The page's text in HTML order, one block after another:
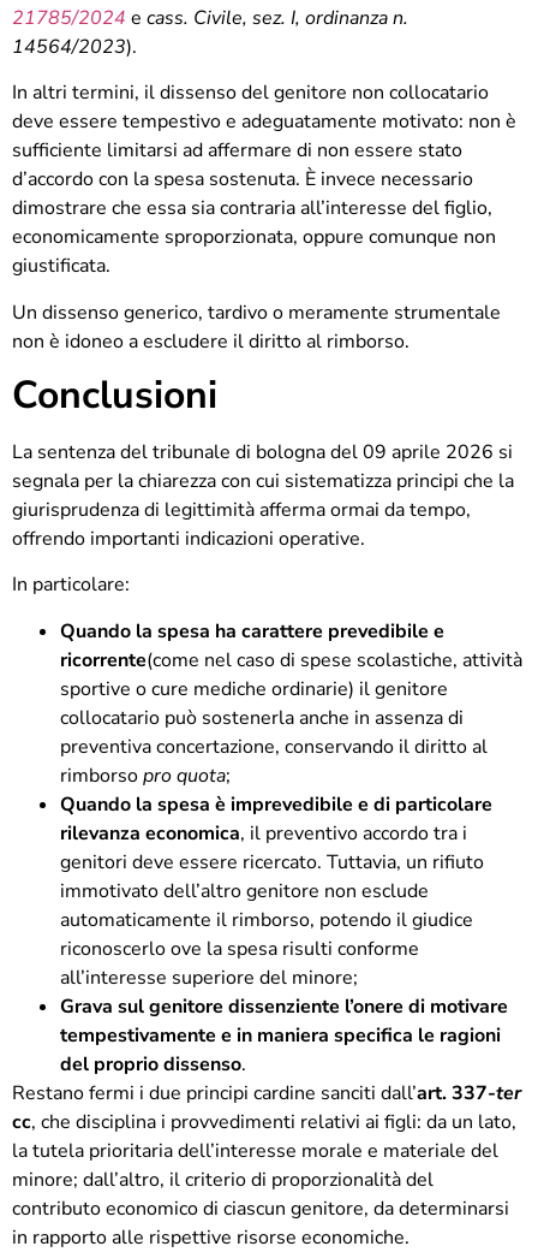
21785/2024 e cass. Civile, sez. I, ordinanza n.
14564/2023).
In altri termini, il dissenso del genitore non collocatario
deve essere tempestivo e adeguatamente motivato: non è
sufficiente limitarsi ad affermare di non essere stato
d’accordo con la spesa sostenuta. È invece necessario
dimostrare che essa sia contraria all’interesse del figlio,
economicamente sproporzionata, oppure comunque non
giustificata.
Un dissenso generico, tardivo o meramente strumentale
non è idoneo a escludere il diritto al rimborso.
Conclusioni
La sentenza del tribunale di bologna del 09 aprile 2026 si
segnala per la chiarezza con cui sistematizza principi che la
giurisprudenza di legittimità afferma ormai da tempo,
offrendo importanti indicazioni operative.
In particolare:
Quando la spesa ha carattere prevedibile e
ricorrente(come nel caso di spese scolastiche, attività
sportive o cure mediche ordinarie) il genitore
collocatario può sostenerla anche in assenza di
preventiva concertazione, conservando il diritto al
rimborsopro quota;
Quando la spesa è imprevedibile e di particolare
rilevanza economica, il preventivo accordo tra i
genitori deve essere ricercato. Tuttavia, un rifiuto
immotivato dell’altro genitore non esclude
automaticamente il rimborso, potendo il giudice
riconoscerlo ove la spesa risulti conforme
all’interesse superiore del minore;
Grava sul genitore dissenziente l’onere di motivare
tempestivamente e in maniera specifica le ragioni
del proprio dissenso.
Restano fermi i due principi cardine sanciti dall’art. 337-ter
cc, che disciplina i provvedimenti relativi ai figli: da un lato,
la tutela prioritaria dell’interesse morale e materiale del
minore; dall’altro, il criterio di proporzionalità del
contributo economico di ciascun genitore, da determinarsi
in rapporto alle rispettive risorse economiche.